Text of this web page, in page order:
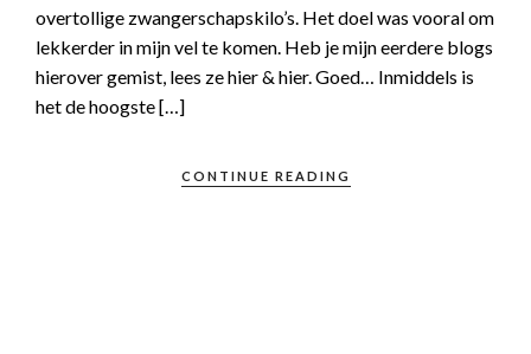
overtollige zwangerschapskilo’s. Het doel was vooral om
lekkerder in mijn vel te komen. Heb je mijn eerdere blogs
hierover gemist, lees ze hier & hier. Goed… Inmiddels is
het de hoogste […]
CONTINUE READING